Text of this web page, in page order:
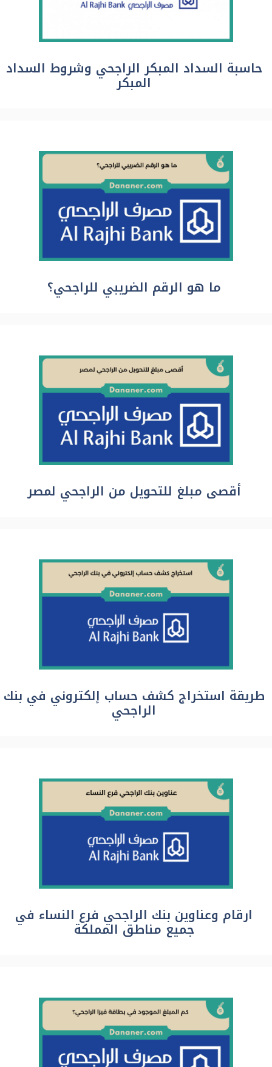
حاسبة السداد المبكر الراجحي وشروط السداد
المبكر
ما هو الرقم الضريبي للراجحي؟
أقصى مبلغ للتحويل من الراجحي لمصر
طريقة استخراج كشف حساب إلكتروني في بنك
الراجحي
ارقام وعناوين بنك الراجحي فرع النساء في
جميع مناطق المملكة